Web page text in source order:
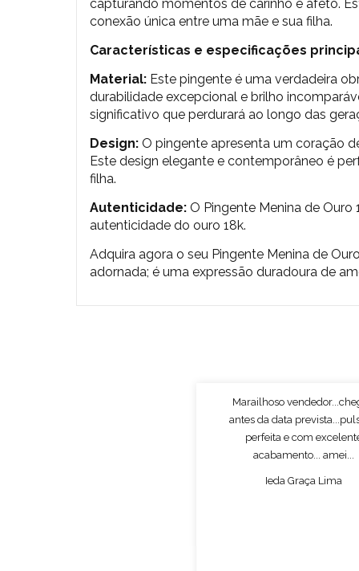
capturando momentos de carinho e afeto.
conexão única entre uma mãe e sua filha.
Características e especificações
Material: Este pingente é uma verdadeira
durabilidade excepcional e brilho
significativo que perdurará ao longo das
Design: O pingente apresenta um coração
Este design elegante e contemporâneo é
filha.
Autenticidade: O Pingente Menina de Ouro
autenticidade do ouro 18k.
Adquira agora o seu Pingente Menina de
adornada; é uma expressão duradoura de
Marailhoso
antes da data
perfeita e com
acabamento... amei...
Ieda Graça Lima